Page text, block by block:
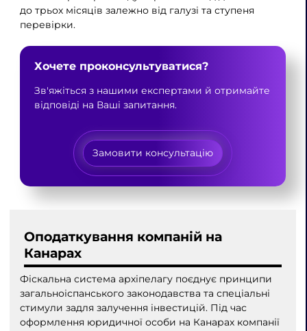
до трьох місяців залежно від галузі та ступеня
перевірки.
Хочете проконсультуватися?
Зв'яжіться з нашими експертами й отримайте
відповіді на Ваші запитання.
Замовити консультацію
Оподаткування компаній на
Канарах
Фіскальна система архіпелагу поєднує принципи
загальноіспанського законодавства та спеціальні
стимули задля залучення інвестицій. Під час
оформлення юридичної особи на Канарах компанії